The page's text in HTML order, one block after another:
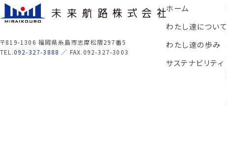
〒819-1306 福岡県糸島市志摩松隈297番5
TEL.092-327-3888 ／ FAX.092-327-3003
ホーム
わたし達について
わたし達の歩み
サステナビリティ